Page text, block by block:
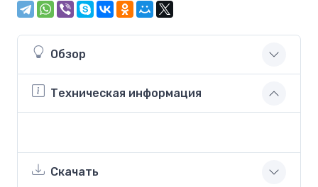
Обзор
Техническая информация
Скачать